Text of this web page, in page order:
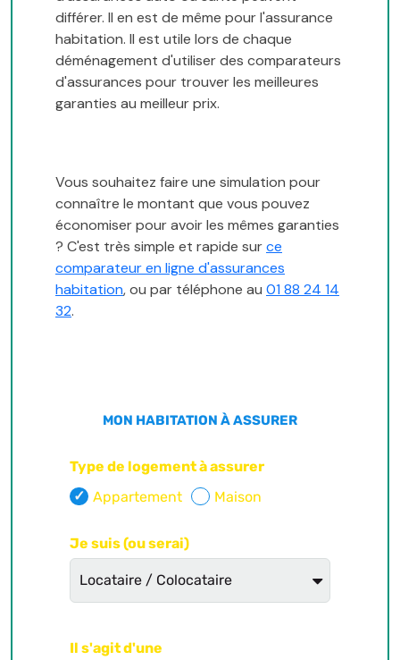
différer. Il en est de même pour l'assurance
habitation. Il est utile lors de chaque
déménagement d'utiliser des comparateurs
d'assurances pour trouver les meilleures
garanties au meilleur prix.
Vous souhaitez faire une simulation pour
connaître le montant que vous pouvez
économiser pour avoir les mêmes garanties
? C'est très simple et rapide surce
comparateur en ligne d'assurances
habitation, ou par téléphone au 01 88 24 14
32.